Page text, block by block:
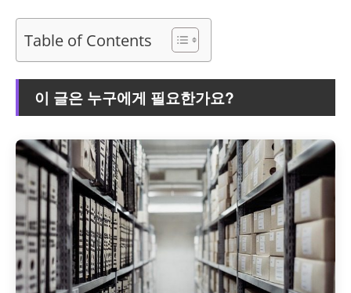
Table of Contents
이 글은 누구에게 필요한가요?